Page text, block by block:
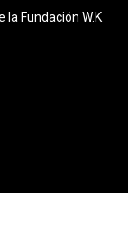
la Fundación W.K